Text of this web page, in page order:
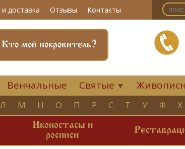
доставка Отзывы Контакты
Кто мой покровитель?
Венчальные Святые ▼
Л М Н О П Р С Т У Ф Х
Иконостасы и
росписи